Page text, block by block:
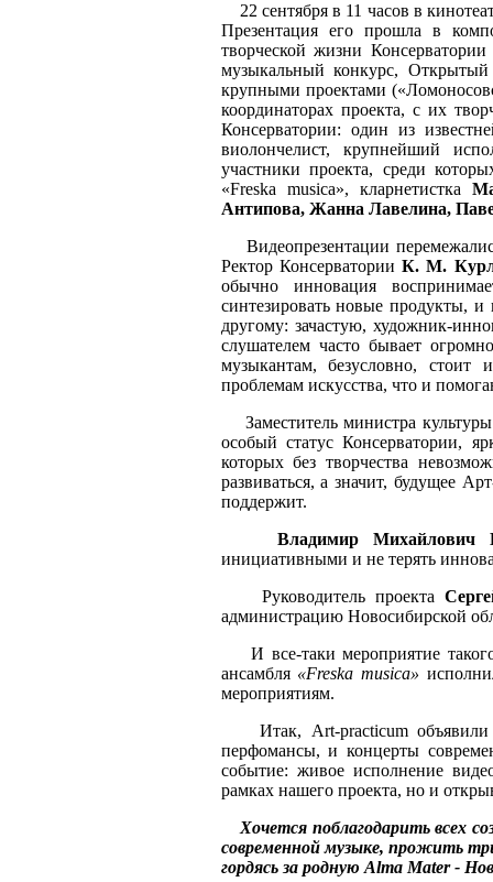
22 сентября в 11 часов в
Презентация его прошла в
творческой жизни
музыкальный конкурс, Открытый
крупными проектами
координаторах проекта, с их
Консерватории: один из
виолончелист, крупнейший
участники проекта, среди
«Freska musica», кларнетистка
Антипова, Жанна Лавелина,
Видеопрезентации
Ректор КонсерваторииК. М.
обычно инновация
синтезировать новые продукты,
другому: зачастую, художник-
слушателем часто бывает
музыкантам, безусловно,
проблемам искусства, что и
Заместитель министра
особый статус Консерватории,
которых без творчества
развиваться, а значит, будущее
поддержит.
Владимир Михайлович
инициативными и не терять
Руководитель проекта
администрацию Новосибирской
И все-таки мероприятие
ансамбля «Freska musica»
мероприятиям.
Итак, Art-practicum объявили
перфомансы, и концерты
событие: живое исполнение
рамках нашего проекта, но и
Хочется поблагодарить всех
современной музыке, прожить
гордясь за родную Alma Mater -